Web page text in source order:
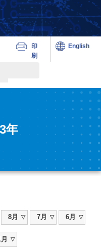
印
刷
English
年
8月 7月 6月